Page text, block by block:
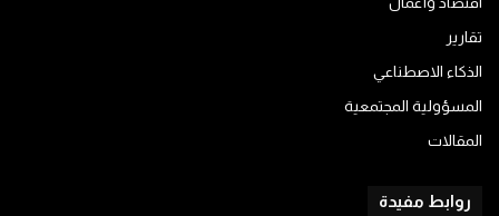
تقارير
الذكاء الاصطناعي
المسؤولية المجتمعية
المقالات
روابط مفيدة